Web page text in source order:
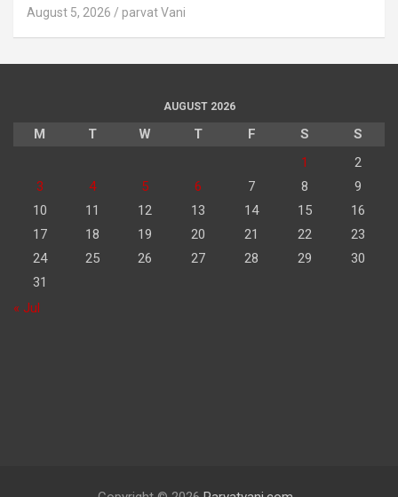
August 5, 2026 parvat Vani
AUGUST 2026
M T W T F S
S
1
2
3
4 5 6 7 8
9
10
11 12 13 14 15
16
17
18 19 20 21 22
23
24
25 26 27 28 29
30
31
« Jul